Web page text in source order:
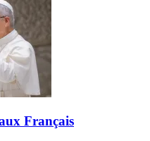
Français